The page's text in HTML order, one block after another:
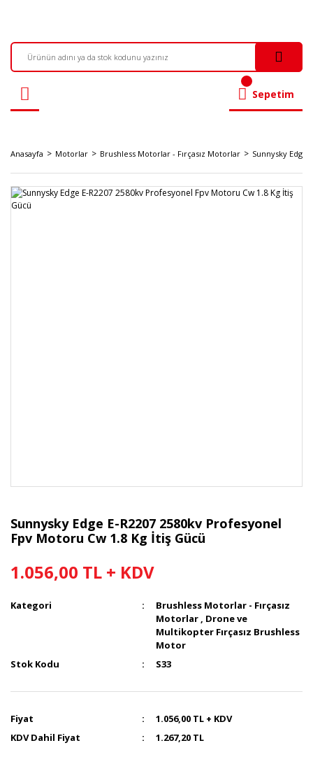
Sepetim
Anasayfa Motorlar Brushless Motorlar - Fırçasız Motorlar Sunnysky Edge
Sunnysky Edge E-R2207 2580kv Profesyonel
Fpv Motoru Cw 1.8 Kg İtiş Gücü
1.056,00 TL + KDV
Kategori
Brushless Motorlar - Fırçasız
Motorlar , Drone ve
Multikopter Fırçasız Brushless
Motor
Stok Kodu
S33
Fiyat
1.056,00 TL + KDV
KDV Dahil Fiyat
1.267,20 TL